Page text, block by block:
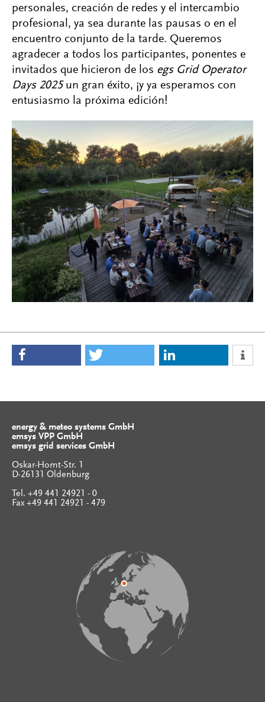
personales, creación de redes y el intercambio
profesional, ya sea durante las pausas o en el
encuentro conjunto de la tarde. Queremos
agradecer a todos los participantes, ponentes e
invitados que hicieron de los egs Grid Operator
Days 2025un gran éxito, ¡y ya esperamos con
entusiasmo la próxima edición!
energy & meteo systems GmbH
emsys VPP GmbH
emsys grid services GmbH
Oskar-Homt-Str. 1
D-26131 Oldenburg
Tel. +49 441 24921 - 0
Fax +49 441 24921 - 479